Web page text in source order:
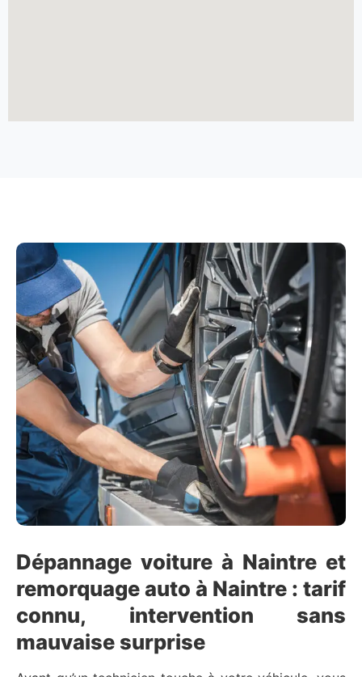
Dépannage voiture à Naintre et
remorquage auto à Naintre : tarif
connu, intervention sans
mauvaise surprise